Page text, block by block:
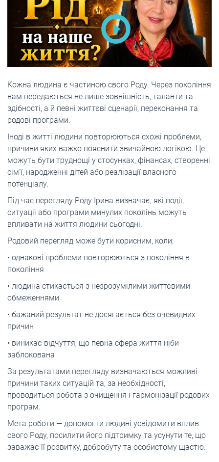
Кожна людина є частиною свого Роду. Через покоління
нам передаються не лише зовнішність, таланти та
здібності, а й певні життєві сценарії, переконання та
родові програми.
Іноді в житті людини повторюються схожі проблеми,
причини яких важко пояснити звичайною логікою. Це
можуть бути труднощі у стосунках, фінансах, створенні
сім’ї, народженні дітей або реалізації власного
потенціалу.
Під час перегляду Роду Ірина визначає, які події,
ситуації або програми минулих поколінь можуть
впливати на життя людини сьогодні.
Родовий перегляд може бути корисним, коли:
• однакові проблеми повторюються з покоління в
покоління
• людина стикається з незрозумілими життєвими
обмеженнями
• бажаний результат не досягається без очевидних
причин
• виникає відчуття, що певна сфера життя ніби
заблокована
За результатами перегляду визначаються можливі
причини таких ситуацій та, за необхідності,
проводиться робота з очищення і гармонізації родових
програм.
Мета роботи — допомогти людині усвідомити вплив
свого Роду, посилити його підтримку та усунути те, що
заважає її розвитку, добробуту та особистому щастю.